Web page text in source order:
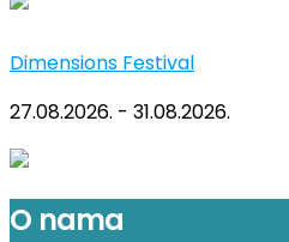
Dimensions Festival
27.08.2026. - 31.08.2026.
O nama